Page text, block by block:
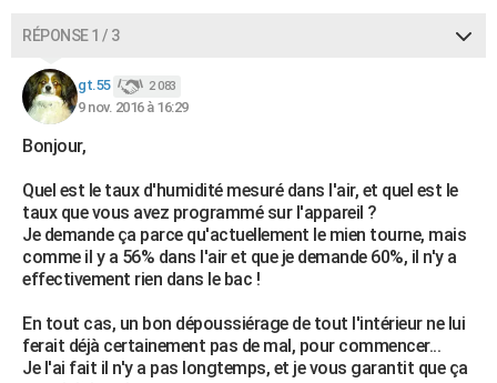
Carte de Noël
Carte Bonne année
Carte Saint-Valentin
Carte Pâques
Carte d'anniversaire
DICTIONNAIRE
Dictionnaire
Biographies
Citations
Expressions
Proverbes
PROGRAMME TV
COPAINS D'AVANT
FORUM
Bricolage
Lifestyle
Culture
Sport
Auto
Television
Voyage
Cinema
RÉPONSE 1 / 3
gt.55 2 083
9 nov. 2016 à 16:29
Bonjour,
Quel est le taux d'humidité mesuré dans l'air, et quel est le
taux que vous avez programmé sur l'appareil ?
Je demande ça parce qu'actuellement le mien tourne, mais
comme il y a 56% dans l'air et que je demande 60%, il n'y a
effectivement rien dans le bac !
En tout cas, un bon dépoussiérage de tout l'intérieur ne lui
ferait déjà certainement pas de mal, pour commencer...
Je l'ai fait il n'y a pas longtemps, et je vous garantit que ça